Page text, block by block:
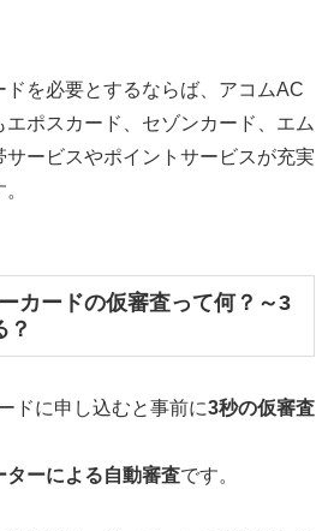
ドを必要とするならば、アコムAC
ポスカード、セゾンカード、エム
ービスやポイントサービスが充実
カードの仮審査って何？～3
？
ドに申し込むと事前に3秒の仮審査
ターによる自動審査です。